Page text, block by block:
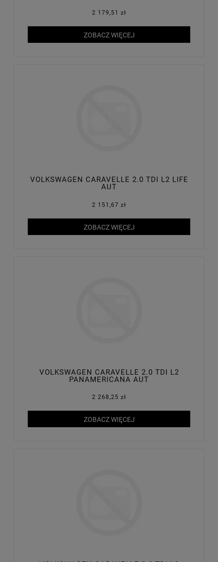
2 179,51 zł
ZOBACZ WIĘCEJ
VOLKSWAGEN CARAVELLE 2.0 TDI L2 LIFE
AUT
2 151,67 zł
ZOBACZ WIĘCEJ
VOLKSWAGEN CARAVELLE 2.0 TDI L2
PANAMERICANA AUT
2 268,25 zł
ZOBACZ WIĘCEJ